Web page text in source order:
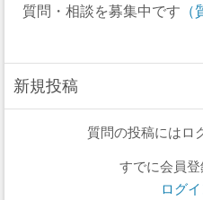
質問・相談を募集中です
新規投稿
質問の投稿にはロ
すでに会員
ログ